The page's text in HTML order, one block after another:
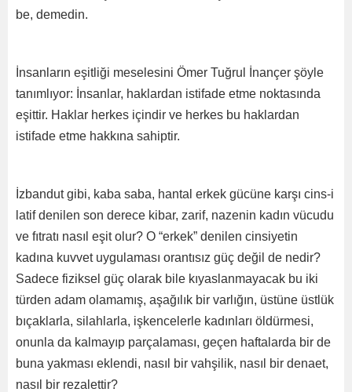
be, demedin.
İnsanların eşitliği meselesini Ömer Tuğrul İnançer şöyle
tanımlıyor: İnsanlar, haklardan istifade etme noktasında
eşittir. Haklar herkes içindir ve herkes bu haklardan
istifade etme hakkına sahiptir.
İzbandut gibi, kaba saba, hantal erkek gücüne karşı cins-i
latif denilen son derece kibar, zarif, nazenin kadın vücudu
ve fıtratı nasıl eşit olur? O “erkek” denilen cinsiyetin
kadına kuvvet uygulaması orantısız güç değil de nedir?
Sadece fiziksel güç olarak bile kıyaslanmayacak bu iki
türden adam olamamış, aşağılık bir varlığın, üstüne üstlük
bıçaklarla, silahlarla, işkencelerle kadınları öldürmesi,
onunla da kalmayıp parçalaması, geçen haftalarda bir de
buna yakması eklendi, nasıl bir vahşilik, nasıl bir denaet,
nasıl bir rezalettir?